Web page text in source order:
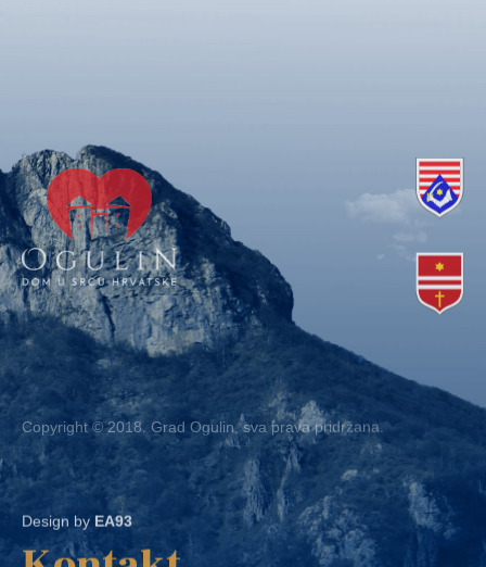
Copyright © 2018. Grad Ogulin, sva prava pridržana.
Design by EA93
Kontakt